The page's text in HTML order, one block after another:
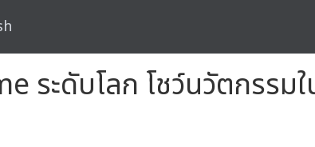
ระดับโลก โชว์นวัตกรรม